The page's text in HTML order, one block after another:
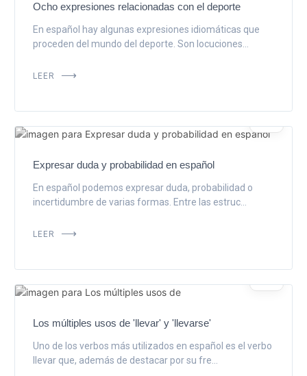
Ocho expresiones relacionadas con el deporte
En español hay algunas expresiones idiomáticas que
proceden del mundo del deporte. Son locuciones...
LEER
Expresar duda y probabilidad en español
En español podemos expresar duda, probabilidad o
incertidumbre de varias formas. Entre las estruc...
LEER
Los múltiples usos de 'llevar' y 'llevarse'
Uno de los verbos más utilizados en español es el verbo
llevar que, además de destacar por su fre...